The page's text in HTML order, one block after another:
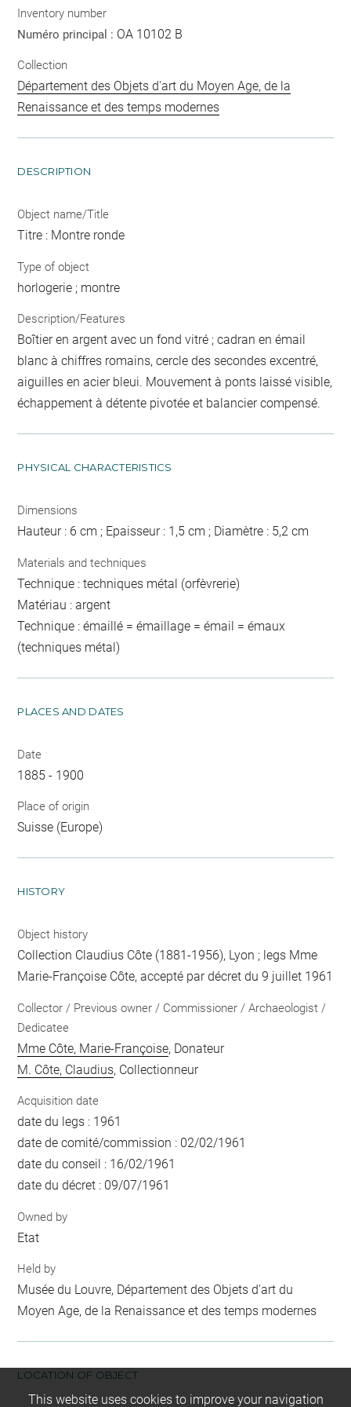
Inventory number
Numéro principal : OA 10102 B
Collection
Département des Objets d'art du Moyen Age, de la
Renaissance et des temps modernes
DESCRIPTION
Object name/Title
Titre : Montre ronde
Type of object
horlogerie ; montre
Description/Features
Boîtier en argent avec un fond vitré ; cadran en émail
blanc à chiffres romains, cercle des secondes excentré,
aiguilles en acier bleui. Mouvement à ponts laissé visible,
échappement à détente pivotée et balancier compensé.
PHYSICAL CHARACTERISTICS
Dimensions
Hauteur : 6 cm ; Epaisseur : 1,5 cm ; Diamètre : 5,2 cm
Materials and techniques
Technique : techniques métal (orfèvrerie)
Matériau : argent
Technique : émaillé = émaillage = émail = émaux
(techniques métal)
PLACES AND DATES
Date
1885 - 1900
Place of origin
Suisse (Europe)
HISTORY
Object history
Collection Claudius Côte (1881-1956), Lyon ; legs Mme
Marie-Françoise Côte, accepté par décret du 9 juillet 1961
Collector / Previous owner / Commissioner / Archaeologist /
Dedicatee
Mme Côte, Marie-Françoise, Donateur
M. Côte, Claudius, Collectionneur
Acquisition date
date du legs : 1961
date de comité/commission : 02/02/1961
date du conseil : 16/02/1961
date du décret : 09/07/1961
Owned by
Etat
Held by
Musée du Louvre, Département des Objets d'art du
Moyen Age, de la Renaissance et des temps modernes
LOCATION OF OBJECT
This website uses cookies to improve your navigation